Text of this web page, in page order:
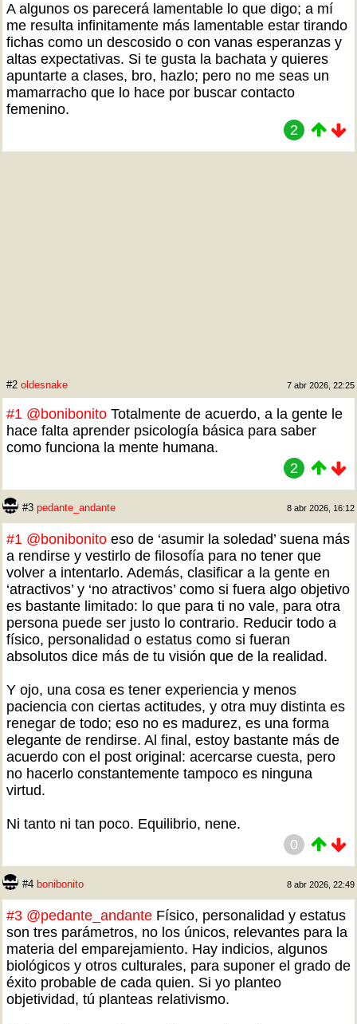
A algunos os parecerá lamentable lo que digo; a mí
me resulta infinitamente más lamentable estar tirando
fichas como un descosido o con vanas esperanzas y
altas expectativas. Si te gusta la bachata y quieres
apuntarte a clases, bro, hazlo; pero no me seas un
mamarracho que lo hace por buscar contacto
femenino.
2
#2 oldesnake 7 abr 2026, 22:25
#1 @bonibonito Totalmente de acuerdo, a la gente le
hace falta aprender psicología básica para saber
como funciona la mente humana.
2
#3 pedante_andante 8 abr 2026, 16:12
#1 @bonibonito eso de ‘asumir la soledad’ suena más
a rendirse y vestirlo de filosofía para no tener que
volver a intentarlo. Además, clasificar a la gente en
‘atractivos’ y ‘no atractivos’ como si fuera algo objetivo
es bastante limitado: lo que para ti no vale, para otra
persona puede ser justo lo contrario. Reducir todo a
físico, personalidad o estatus como si fueran
absolutos dice más de tu visión que de la realidad.
Y ojo, una cosa es tener experiencia y menos
paciencia con ciertas actitudes, y otra muy distinta es
renegar de todo; eso no es madurez, es una forma
elegante de rendirse. Al final, estoy bastante más de
acuerdo con el post original: acercarse cuesta, pero
no hacerlo constantemente tampoco es ninguna
virtud.
Ni tanto ni tan poco. Equilibrio, nene.
0
#4 bonibonito 8 abr 2026, 22:49
#3 @pedante_andante Físico, personalidad y estatus
son tres parámetros, no los únicos, relevantes para la
materia del emparejamiento. Hay indicios, algunos
biológicos y otros culturales, para suponer el grado de
éxito probable de cada quien. Si yo planteo
objetividad, tú planteas relativismo.